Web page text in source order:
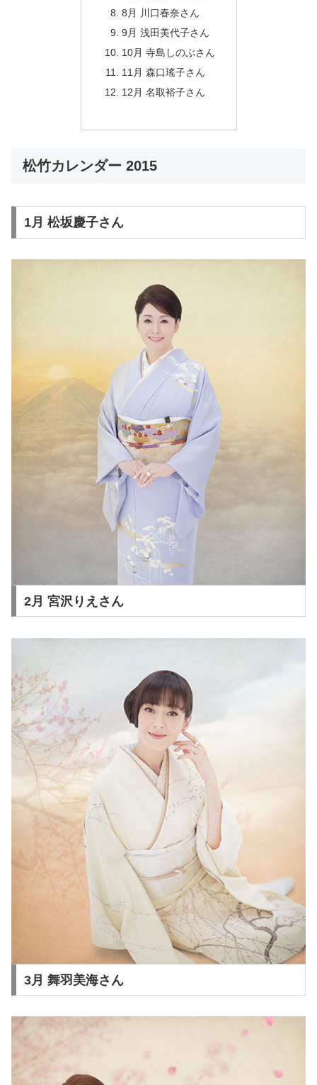
8月 川口春奈さん
9月 浅田美代子さん
10月 寺島しのぶさん
11月 森口瑤子さん
12月 名取裕子さん
松竹カレンダー 2015
1月 松坂慶子さん
2月 宮沢りえさん
3月 舞羽美海さん